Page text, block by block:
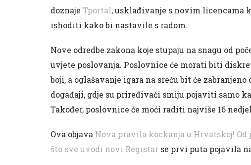
doznaje Tportal, usklađivanje s novim licencama
ishoditi kako bi nastavile s radom.
Nove odredbe zakona koje stupaju na snagu od
uvjete poslovanja. Poslovnice će morati biti
boji, a oglašavanje igara na sreću bit će
događaji, gdje su priređivači smiju pojaviti samo
Također, poslovnice će moći raditi najviše 16
Ova objava Nova pravila kockanja u Hrvatskoj! Od
što sve uvodi novi Registar se prvi puta pojavila